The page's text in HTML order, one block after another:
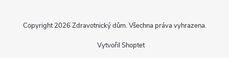
Vytvořil Shoptet
Copyright 2026 Zdravotnický dům. Všechna práva vyhrazena.